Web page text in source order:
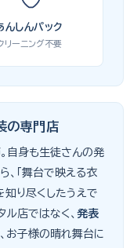
んしんパック
リーニング不要
の専門店
自身も生徒さんの発
、「舞台で映える衣
知り尽くしたうえで
ル店ではなく、 発表
お子様の晴れ舞台に